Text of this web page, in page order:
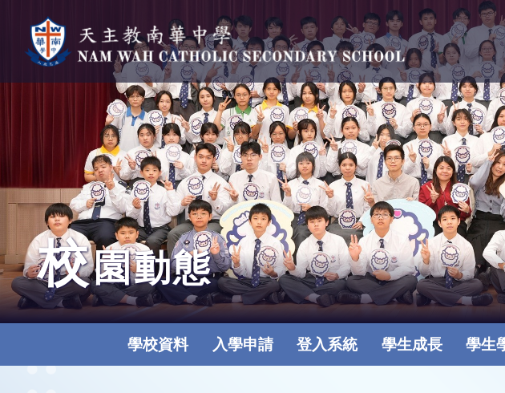
校園動態
學校資料 入學申請 登入系統 學生成長 學生